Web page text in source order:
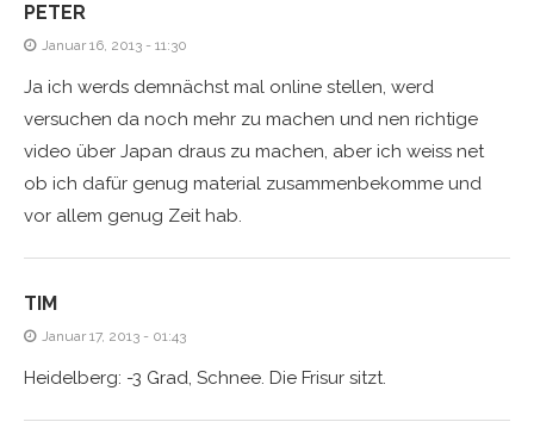
PETER
Januar 16, 2013 - 11:30
Ja ich werds demnächst mal online stellen, werd
versuchen da noch mehr zu machen und nen richtige
video über Japan draus zu machen, aber ich weiss net
ob ich dafür genug material zusammenbekomme und
vor allem genug Zeit hab.
TIM
Januar 17, 2013 - 01:43
Heidelberg: -3 Grad, Schnee. Die Frisur sitzt.